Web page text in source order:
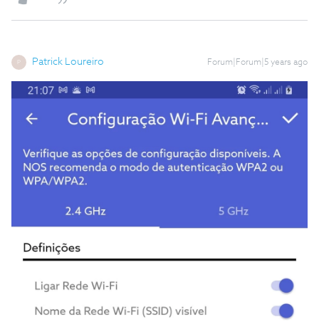
Patrick Loureiro Forum|Forum|5 years ago